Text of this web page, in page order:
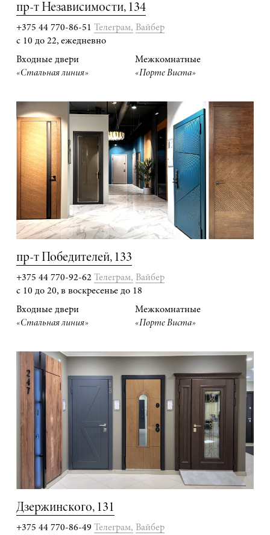
пр-т Независимости, 134
+375 44 770-86-51 Телеграм, Вайбер
с 10 до 22, ежедневно
Входные двери
«Стальная линия»
Межкомнатные
«Порте Виста»
пр-т Победителей, 133
+375 44 770-92-62 Телеграм, Вайбер
с 10 до 20, в воскресенье до 18
Входные двери
«Стальная линия»
Межкомнатные
«Порте Виста»
Дзержинского, 131
+375 44 770-86-49 Телеграм, Вайбер